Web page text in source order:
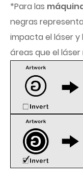
*Para las
negras
impacta el láser y
áreas que el